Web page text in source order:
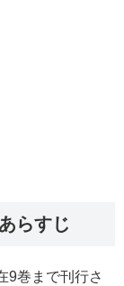
らすじ
9巻まで刊行さ